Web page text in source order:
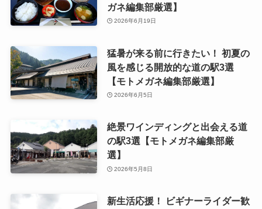
ガネ編集部厳選】
2026年6月19日
猛暑が来る前に行きたい！ 初夏の
風を感じる開放的な道の駅3選
【モトメガネ編集部厳選】
2026年6月5日
絶景ワインディングと出会える道
の駅3選【モトメガネ編集部厳
選】
2026年5月8日
新生活応援！ ビギナーライダー歓